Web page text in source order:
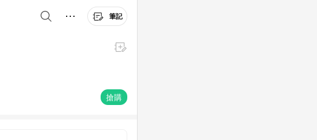
筆記
搶購